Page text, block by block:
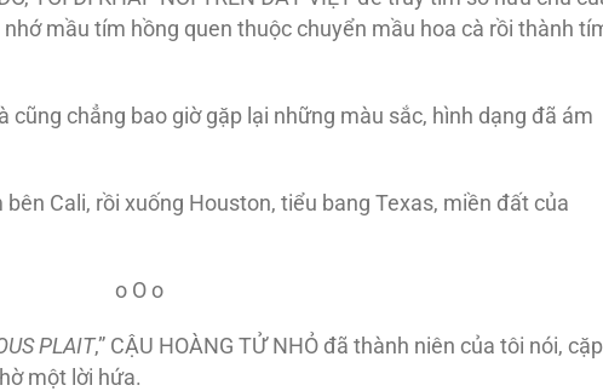
mầu tím hồng quen thuộc chuyển mầu hoa cà rồi thành
cũng chẳng bao giờ gặp lại những màu sắc, hình dạng đã ám
bên Cali, rồi xuống Houston, tiểu bang Texas, miền đất của
o O o
PLAIT,” CẬU HOÀNG TỬ NHỎ đã thành niên của tôi nói, cặp
một lời hứa.